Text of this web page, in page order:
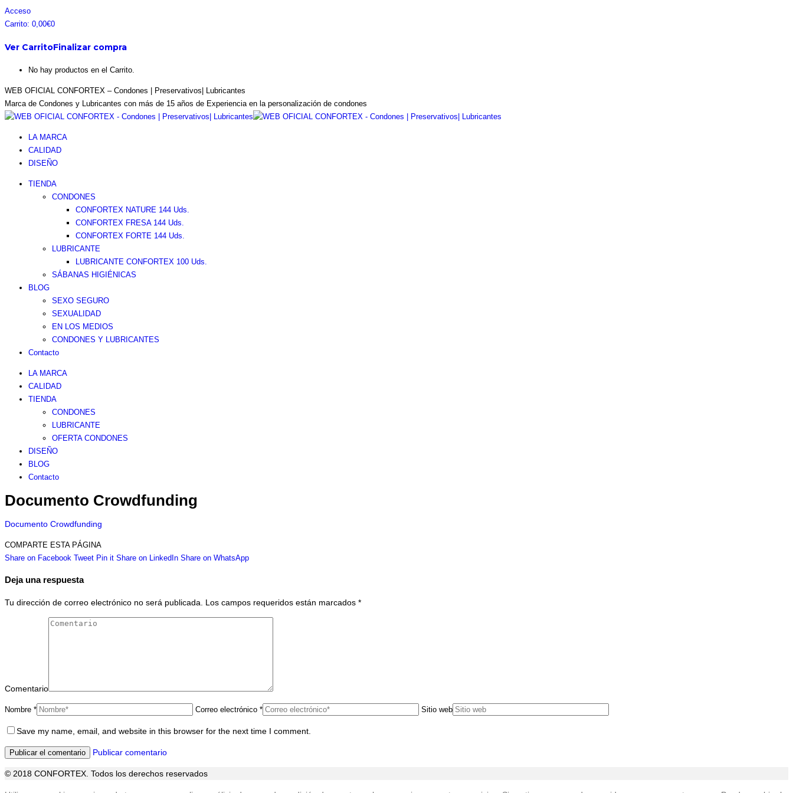
Saltar
al
Facebook
page
in
Instagram
page
in
Pinterest
page
in
Twitter
page
in
Acceso
Carrito: 0,00€0
Ver CarritoFinalizar compra
No hay productos en el Carrito.
WEB OFICIAL CONFORTEX – Condones | Preservativos| Lubricantes
Marca de Condones y Lubricantes con más de 15 años de Experiencia en la personalización de condones
LA MARCA
CALIDAD
DISEÑO
TIENDA
CONDONES
CONFORTEX NATURE 144 Uds.
CONFORTEX FRESA 144 Uds.
CONFORTEX FORTE 144 Uds.
LUBRICANTE
LUBRICANTE CONFORTEX 100 Uds.
SÁBANAS HIGIÉNICAS
BLOG
SEXO SEGURO
SEXUALIDAD
EN LOS MEDIOS
CONDONES Y LUBRICANTES
Contacto
LA MARCA
CALIDAD
TIENDA
CONDONES
LUBRICANTE
OFERTA CONDONES
DISEÑO
BLOG
Contacto
Documento Crowdfunding
Documento Crowdfunding
COMPARTE ESTA PÁGINA
Share on Facebook Share
Facebook
TweetShare
Pin itShare
Share on LinkedInShare
Share on WhatsAppShare
Deja una respuesta
Tu dirección de correo electrónico no será publicada. Los campos requeridos están marcados *
Comentario
Nombre * Correo electrónico * Sitio web
Save my name, email, and website in this browser for the next time I comment.
Publicar comentario
© 2018 CONFORTEX. Todos los derechos reservados